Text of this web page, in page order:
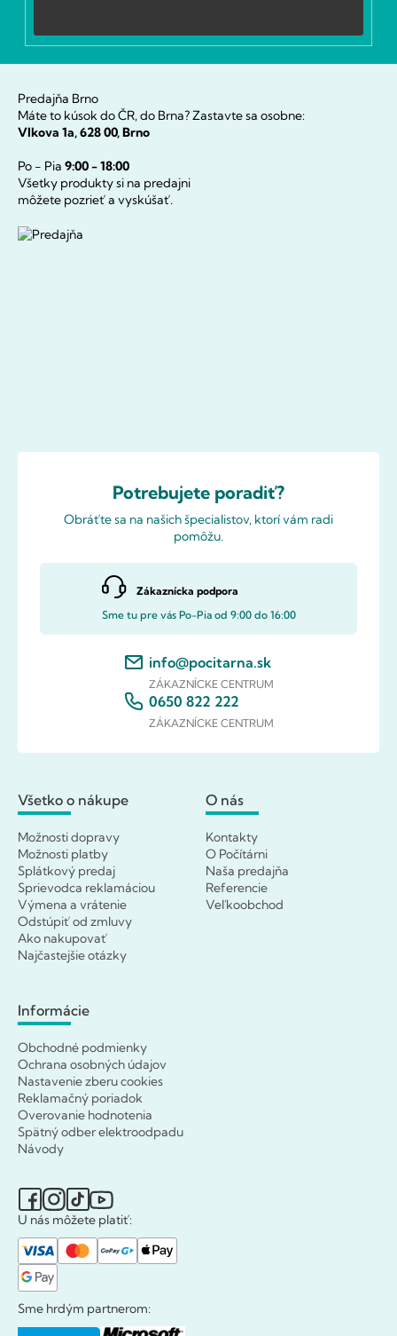
sa
Predajňa Brno
Máte to kúsok do ČR, do Brna? Zastavte sa osobne:
Vlkova 1a, 628 00, Brno
Po - Pia 9:00 - 18:00
Všetky produkty si na predajni
môžete pozrieť a vyskúšať.
Potrebujete poradiť?
Obráťte sa na našich špecialistov, ktorí vám radi
pomôžu.
Zákaznícka podpora
Sme tu pre vás Po-Pia od 9:00 do 16:00
info@pocitarna.sk
ZÁKAZNÍCKE CENTRUM
0650 822 222
ZÁKAZNÍCKE CENTRUM
Všetko o nákupe
Možnosti dopravy
Možnosti platby
Splátkový predaj
Sprievodca reklamáciou
Výmena a vrátenie
Odstúpiť od zmluvy
Ako nakupovať
Najčastejšie otázky
O nás
Kontakty
O Počítárni
Naša predajňa
Referencie
Veľkoobchod
Informácie
Obchodné podmienky
Ochrana osobných údajov
Nastavenie zberu cookies
Reklamačný poriadok
Overovanie hodnotenia
Spätný odber elektroodpadu
Návody
U nás môžete platiť:
Sme hrdým partnerom: